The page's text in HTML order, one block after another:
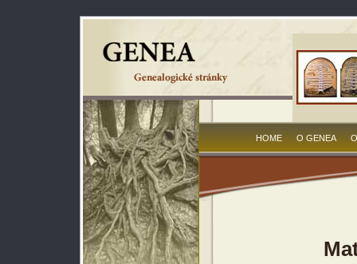
HOME O GENEA